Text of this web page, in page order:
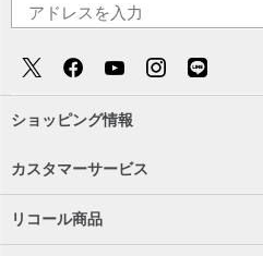
ショッピング情報
カスタマーサービス
リコール商品